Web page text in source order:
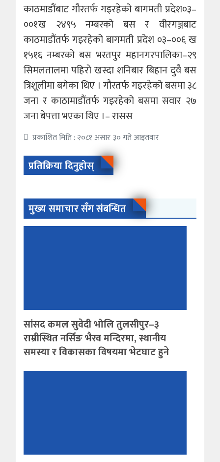
काठमाडौंबाट गौरतर्फ गइरहेको बागमती प्रदेश०३–
००१ख २४९५ नम्बरको बस र वीरगञ्जबाट
काठमाडौंतर्फ गइरहेको बागमती प्रदेश ०३–००६ ख
१५१६ नम्बरको बस भरतपुर महानगरपालिका–२९
सिमलतालमा पहिरो खस्दा शनिबार बिहान दुवै बस
त्रिशूलीमा बगेका थिए । गौरतर्फ गइरहेको बसमा ३८
जना र काठामाडौंतर्फ गइरहेको बसमा सवार २७
जना बेपत्ता भएका थिए ।– रासस
प्रकाशित मिति : २०८१ असार ३० गते आइतवार
प्रतिक्रिया दिनुहोस्
मुख्य समाचार सँग संबन्धित
सांसद कमल सुवेदी भोलि तुलसीपुर–३
राम्रीस्थित नर्सिङ भैरव मन्दिरमा, स्थानीय
समस्या र विकासका विषयमा भेटघाट हुने